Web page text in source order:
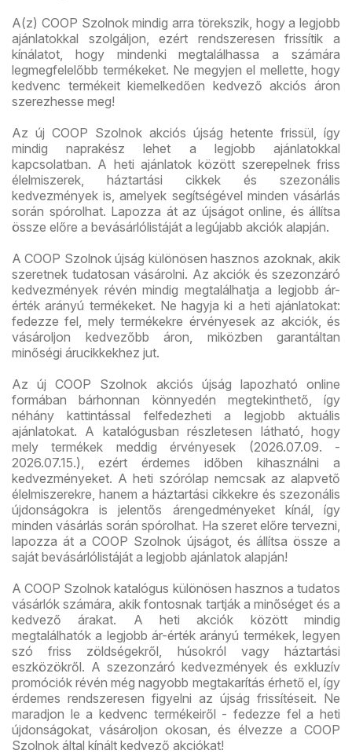
A(z) COOP Szolnok mindig arra törekszik, hogy a legjobb
ajánlatokkal szolgáljon, ezért rendszeresen frissítik a
kínálatot, hogy mindenki megtalálhassa a számára
legmegfelelőbb termékeket. Ne megyjen el mellette, hogy
kedvenc termékeit kiemelkedően kedvező akciós áron
szerezhesse meg!
Az új COOP Szolnok akciós újság hetente frissül, így
mindig naprakész lehet a legjobb ajánlatokkal
kapcsolatban. A heti ajánlatok között szerepelnek friss
élelmiszerek, háztartási cikkek és szezonális
kedvezmények is, amelyek segítségével minden vásárlás
során spórolhat. Lapozza át az újságot online, és állítsa
össze előre a bevásárlólistáját a legújabb akciók alapján.
A COOP Szolnok újság különösen hasznos azoknak, akik
szeretnek tudatosan vásárolni. Az akciók és szezonzáró
kedvezmények révén mindig megtalálhatja a legjobb ár-
érték arányú termékeket. Ne hagyja ki a heti ajánlatokat:
fedezze fel, mely termékekre érvényesek az akciók, és
vásároljon kedvezőbb áron, miközben garantáltan
minőségi árucikkekhez jut.
Az új COOP Szolnok akciós újság lapozható online
formában bárhonnan könnyedén megtekinthető, így
néhány kattintással felfedezheti a legjobb aktuális
ajánlatokat. A katalógusban részletesen látható, hogy
mely termékek meddig érvényesek (2026.07.09. -
2026.07.15.), ezért érdemes időben kihasználni a
kedvezményeket. A heti szórólap nemcsak az alapvető
élelmiszerekre, hanem a háztartási cikkekre és szezonális
újdonságokra is jelentős árengedményeket kínál, így
minden vásárlás során spórolhat. Ha szeret előre tervezni,
lapozza át a COOP Szolnok újságot, és állítsa össze a
saját bevásárlólistáját a legjobb ajánlatok alapján!
A COOP Szolnok katalógus különösen hasznos a tudatos
vásárlók számára, akik fontosnak tartják a minőséget és a
kedvező árakat. A heti akciók között mindig
megtalálhatók a legjobb ár-érték arányú termékek, legyen
szó friss zöldségekről, húsokról vagy háztartási
eszközökről. A szezonzáró kedvezmények és exkluzív
promóciók révén még nagyobb megtakarítás érhető el, így
érdemes rendszeresen figyelni az újság frissítéseit. Ne
maradjon le a kedvenc termékeiről - fedezze fel a heti
újdonságokat, vásároljon okosan, és élvezze a COOP
Szolnok által kínált kedvező akciókat!